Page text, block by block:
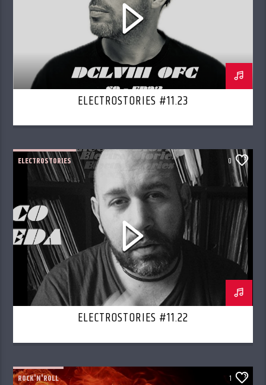
ELECTROSTORIES #11.23
ELECTROSTORIES 0
ELECTROSTORIES #11.22
ROCK'N'ROLL 1